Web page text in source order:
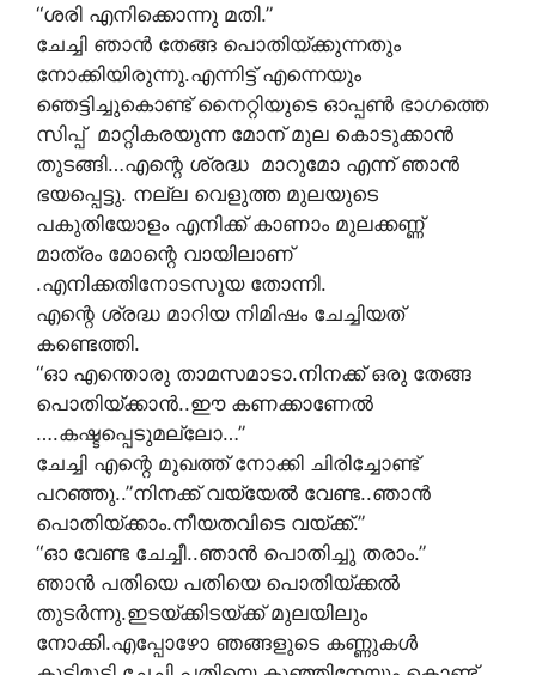
“ശരി എനിക്കൊന്നു മതി.”
ചേച്ചി ഞാൻ തേങ്ങ പൊതിയ്ക്കുന്നതും
നോക്കിയിരുന്നു.എന്നിട്ട് എന്നെയും
ഞെട്ടിച്ചുകൊണ്ട് നൈറ്റിയുടെ ഓപ്പണ്‍ ഭാഗത്തെ
സിപ്പ് മാറ്റികരയുന്ന മോന് മുല കൊടുക്കാൻ
തുടങ്ങി…എന്റെ ശ്രദ്ധ മാറുമോ എന്ന് ഞാൻ
ഭയപ്പെട്ടു. നല്ല വെളുത്ത മുലയുടെ
പകുതിയോളം എനിക്ക് കാണാം മുലക്കണ്ണ്
മാത്രം മോന്റെ വായിലാണ്
.എനിക്കതിനോടസൂയ തോന്നി.
എന്റെ ശ്രദ്ധ മാറിയ നിമിഷം ചേച്ചിയത്
കണ്ടെത്തി.
“ഓ എന്തൊരു താമസമാടാ.നിനക്ക് ഒരു തേങ്ങ
പൊതിയ്ക്കാൻ..ഈ കണക്കാണേൽ
….കഷ്ടപ്പെടുമല്ലോ…”
ചേച്ചി എന്റെ മുഖത്ത് നോക്കി ചിരിച്ചോണ്ട്
പറഞ്ഞു..”നിനക്ക് വയ്യേൽ വേണ്ട..ഞാൻ
പൊതിയ്ക്കാം.നീയതവിടെ വയ്ക്ക്.”
“ഓ വേണ്ട ചേച്ചീ..ഞാൻ പൊതിച്ചു തരാം.”
ഞാൻ പതിയെ പതിയെ പൊതിയ്ക്കൽ
തുടർന്നു.ഇടയ്ക്കിടയ്ക്ക് മുലയിലും
നോക്കി.എപ്പോഴോ ഞങ്ങളുടെ കണ്ണുകൾ